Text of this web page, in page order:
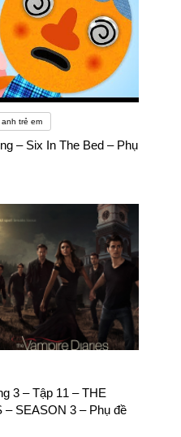
anh trẻ em
– Six In The Bed – Phụ
3 – Tập 11 – THE
– SEASON 3 – Phụ đề